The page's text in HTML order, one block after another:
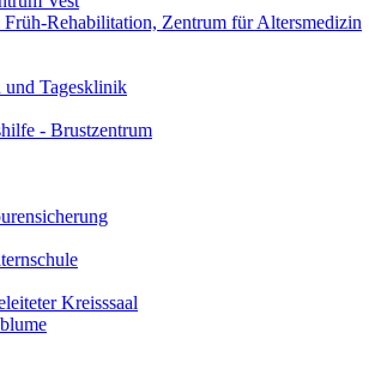
Rehabilitation, Zentrum für Altersmedizin
und Tagesklinik
- Brustzentrum
Kreisssaal